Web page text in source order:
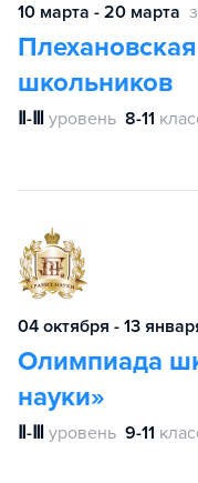
10 марта - 20 марта
школьников
Ⅱ-Ⅲ уровень 8-11
04 октября - 13
Олимпиада
науки»
Ⅱ-Ⅲ уровень 9-11